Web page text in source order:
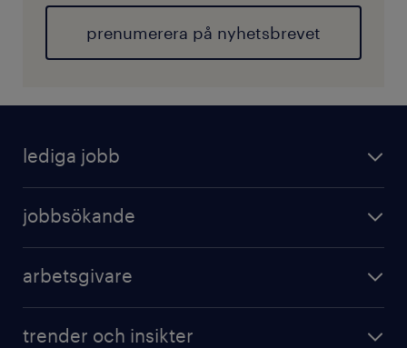
prenumerera på nyhetsbrevet
lediga jobb
jobbsökande
arbetsgivare
trender och insikter